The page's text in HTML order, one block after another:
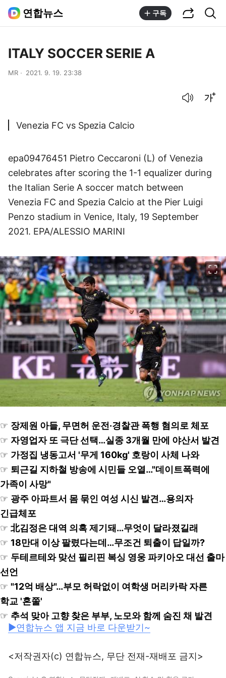
연합뉴스 구독
ITALY SOCCER SERIE A
MR 2021. 9. 19. 23:38
Venezia FC vs Spezia Calcio
epa09476451 Pietro Ceccaroni (L) of Venezia
celebrates after scoring the 1-1 equalizer during
the Italian Serie A soccer match between
Venezia FC and Spezia Calcio at the Pier Luigi
Penzo stadium in Venice, Italy, 19 September
2021. EPA/ALESSIO MARINI
☞ 장제원 아들, 무면허 운전·경찰관 폭행 혐의로 체포
☞ 자영업자 또 극단 선택…실종 3개월 만에 야산서 발견
☞ 가정집 냉동고서 '무게 160kg' 호랑이 사체 나와
☞ 퇴근길 지하철 방송에 시민들 오열…"데이트폭력에
가족이 사망"
☞ 광주 아파트서 몸 묶인 여성 시신 발견…용의자
긴급체포
☞ 北김정은 대역 의혹 제기돼…무엇이 달라졌길래
☞ 18만대 이상 팔렸다는데…무조건 퇴출이 답일까?
☞ 두테르테와 맞선 필리핀 복싱 영웅 파키아오 대선 출마
선언
☞ "12억 배상"…부모 허락없이 여학생 머리카락 자른
학교 '혼쭐'
☞ 추석 맞아 고향 찾은 부부, 노모와 함께 숨진 채 발견
▶연합뉴스 앱 지금 바로 다운받기~
<저작권자(c) 연합뉴스, 무단 전재-재배포 금지>